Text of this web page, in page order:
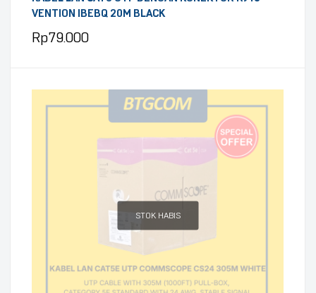
VENTION IBEBQ 20M BLACK
Rp79.000
STOK HABIS